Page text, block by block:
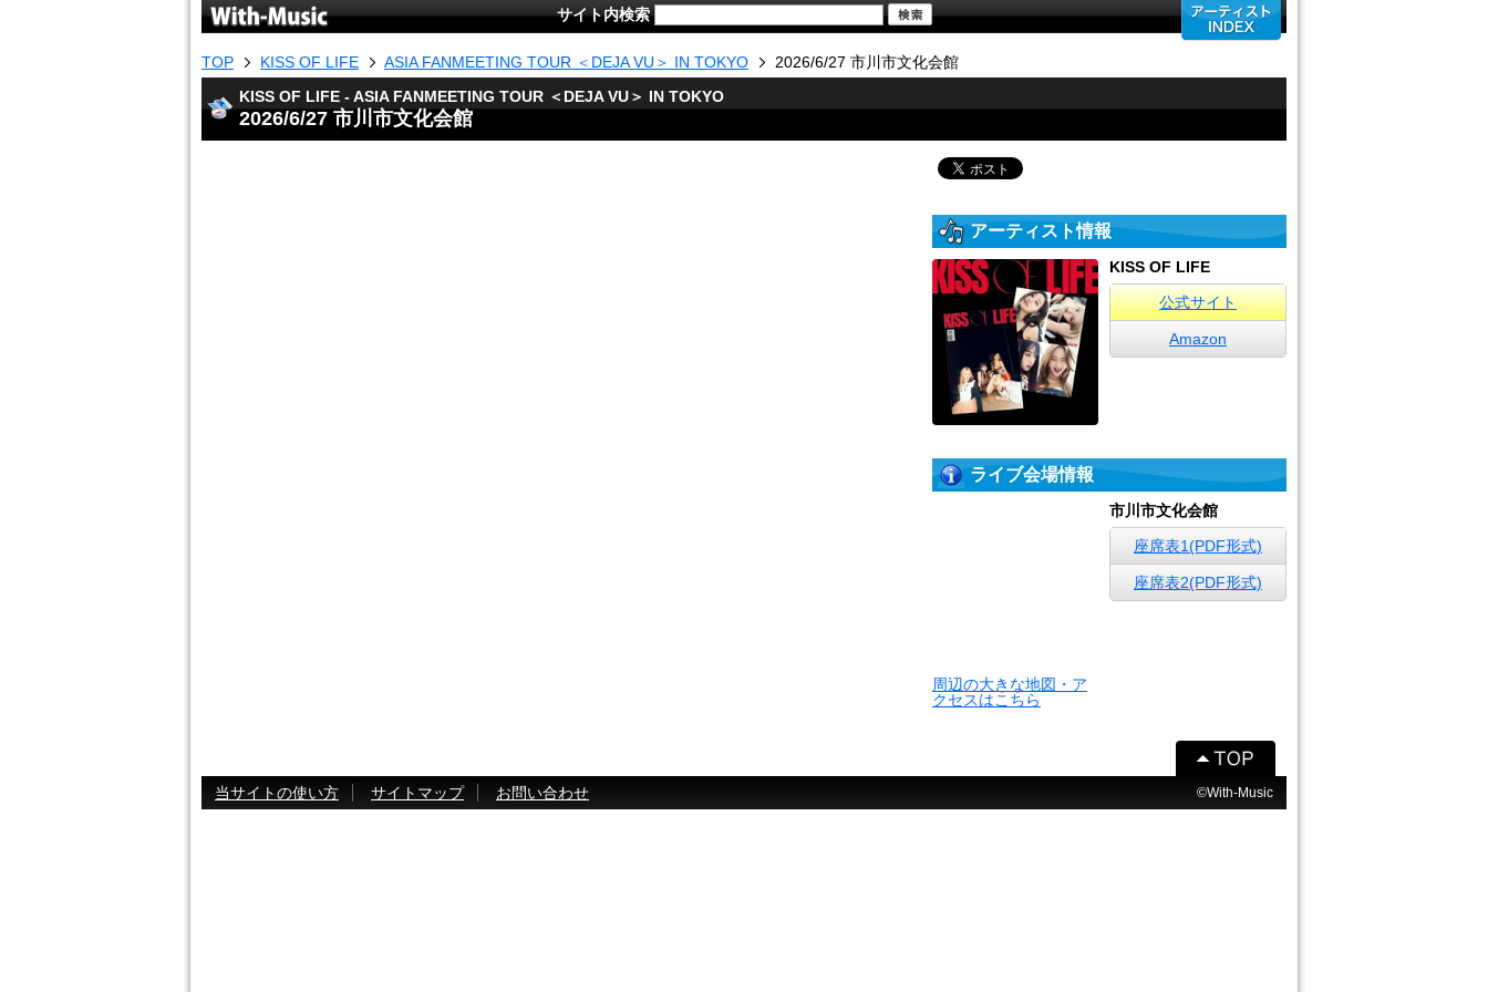
サイト内検索
TOP KISS OF LIFE ASIA FANMEETING TOUR ＜DEJA VU＞ IN TOKYO
2026/6/27 市川市文化会館
KISS OF LIFE - ASIA FANMEETING TOUR ＜DEJA VU＞ IN TOKYO
2026/6/27 市川市文化会館
アーティスト情報
KISS OF LIFE
公式サイト
Amazon
ライブ会場情報
周辺の大きな地図・ア
クセスはこちら
市川市文化会館
座席表1(PDF形式)
座席表2(PDF形式)
当サイトの使い方 サイトマップ お問い合わせ ©With-Music